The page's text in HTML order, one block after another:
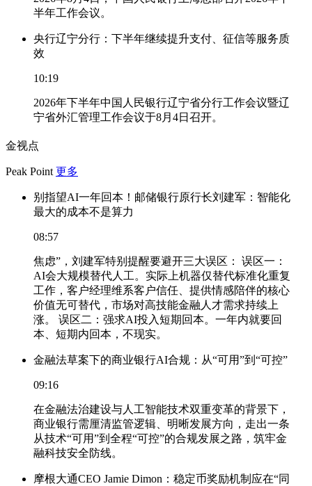
半年工作会议。
央行辽宁分行：下半年继续提升支付、征信等服务质
效
10:19
2026年下半年中国人民银行辽宁省分行工作会议暨辽
宁省外汇管理工作会议于8月4日召开。
金视点
Peak Point 更多
别指望AI一年回本！邮储银行原行长刘建军：智能化
最大的成本不是算力
08:57
焦虑”，刘建军特别提醒要避开三大误区： 误区一：
AI会大规模替代人工。实际上机器仅替代标准化重复
工作，客户经理维系客户信任、提供情感陪伴的核心
价值无可替代，市场对高技能金融人才需求持续上
涨。 误区二：强求AI投入短期回本。一年内就要回
本、短期内回本，不现实。
金融法草案下的商业银行AI合规：从“可用”到“可控”
09:16
在金融法治建设与人工智能技术双重变革的背景下，
商业银行需厘清监管逻辑、明晰发展方向，走出一条
从技术“可用”到全程“可控”的合规发展之路，筑牢金
融科技安全防线。
摩根大通CEO Jamie Dimon：稳定币奖励机制应在“同